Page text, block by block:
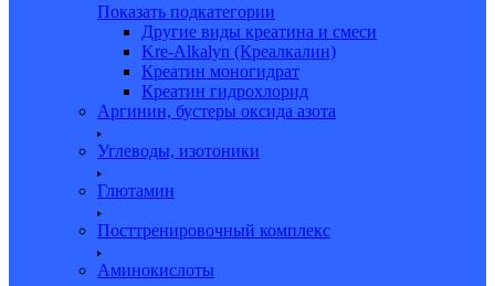
Показать подкатегории
Другие виды креатина и смеси
Kre-Alkalyn (Креалкалин)
Креатин моногидрат
Креатин гидрохлорид
Аргинин, бустеры оксида азота
Углеводы, изотоники
Глютамин
Посттренировочный комплекс
Аминокислоты